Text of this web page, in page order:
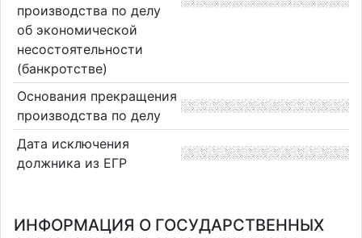
производства по делу
об экономической
несостоятельности
(банкротстве)
Основания прекращения
производства по делу
Дата исключения
должника из ЕГР
ИНФОРМАЦИЯ О ГОСУДАРСТВЕННЫХ